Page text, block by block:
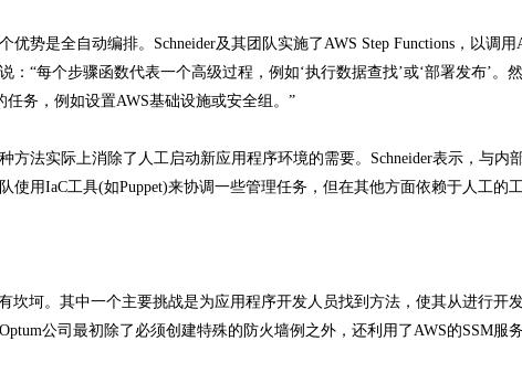
势是全自动编排。Schneider及其团队实施了AWS Step Functions，以调
：“每个步骤函数代表一个高级过程，例如‘执行数据查找’或‘部署发布’。
任务，例如设置AWS基础设施或安全组。”
方法实际上消除了人工启动新应用程序环境的需要。Schneider表示，与内
使用IaC工具(如Puppet)来协调一些管理任务，但在其他方面依赖于人工的工
坎坷。其中一个主要挑战是为应用程序开发人员找到方法，使其从进行开
公司最初除了必须创建特殊的防火墙例之外，还利用了AWS的SSM服